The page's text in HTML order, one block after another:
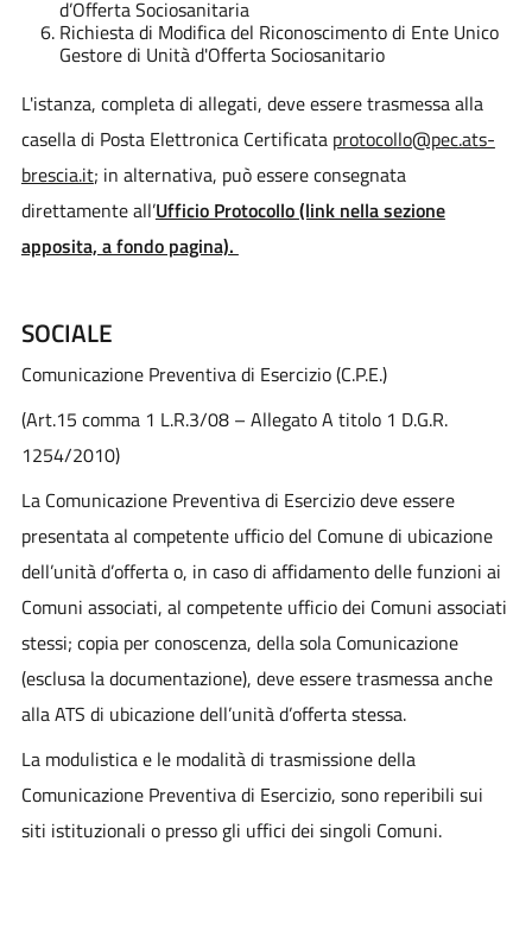
d’Offerta Sociosanitaria
Richiesta di Modifica del Riconoscimento di Ente Unico
Gestore di Unità d'Offerta Sociosanitario
L'istanza, completa di allegati, deve essere trasmessa alla
casella di Posta Elettronica Certificata protocollo@pec.ats-
brescia.it; in alternativa, può essere consegnata
direttamente all’Ufficio Protocollo (link nella sezione
apposita, a fondo pagina).
SOCIALE
Comunicazione Preventiva di Esercizio (C.P.E.)
(Art.15 comma 1 L.R.3/08 – Allegato A titolo 1 D.G.R.
1254/2010)
La Comunicazione Preventiva di Esercizio deve essere
presentata al competente ufficio del Comune di ubicazione
dell’unità d’offerta o, in caso di affidamento delle funzioni ai
Comuni associati, al competente ufficio dei Comuni associati
stessi; copia per conoscenza, della sola Comunicazione
(esclusa la documentazione), deve essere trasmessa anche
alla ATS di ubicazione dell’unità d’offerta stessa.
La modulistica e le modalità di trasmissione della
Comunicazione Preventiva di Esercizio, sono reperibili sui
siti istituzionali o presso gli uffici dei singoli Comuni.